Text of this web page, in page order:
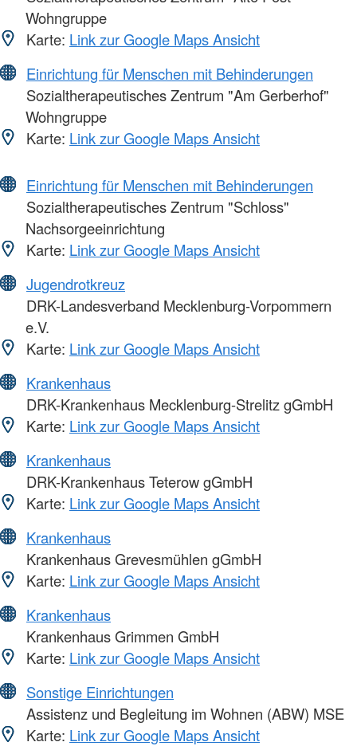
Wohngruppe
Karte: Link zur Google Maps Ansicht
Einrichtung für Menschen mit Behinderungen
Sozialtherapeutisches Zentrum "Am Gerberhof"
Wohngruppe
Karte: Link zur Google Maps Ansicht
Einrichtung für Menschen mit Behinderungen
Sozialtherapeutisches Zentrum "Schloss"
Nachsorgeeinrichtung
Karte: Link zur Google Maps Ansicht
Jugendrotkreuz
DRK-Landesverband Mecklenburg-Vorpommern
e.V.
Karte: Link zur Google Maps Ansicht
Krankenhaus
DRK-Krankenhaus Mecklenburg-Strelitz gGmbH
Karte: Link zur Google Maps Ansicht
Krankenhaus
DRK-Krankenhaus Teterow gGmbH
Karte: Link zur Google Maps Ansicht
Krankenhaus
Krankenhaus Grevesmühlen gGmbH
Karte: Link zur Google Maps Ansicht
Krankenhaus
Krankenhaus Grimmen GmbH
Karte: Link zur Google Maps Ansicht
Sonstige Einrichtungen
Assistenz und Begleitung im Wohnen (ABW) MSE
Karte: Link zur Google Maps Ansicht